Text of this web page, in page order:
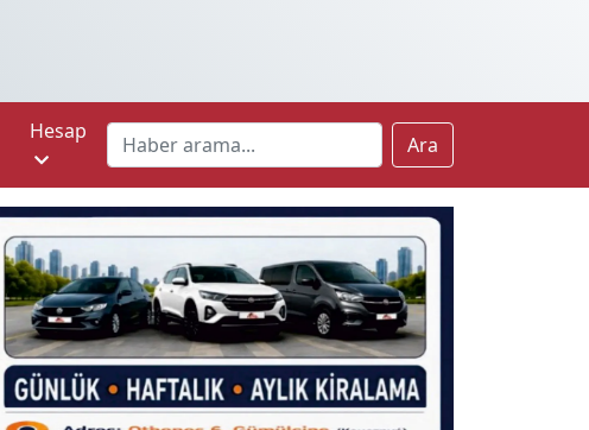
Hesap
Ara